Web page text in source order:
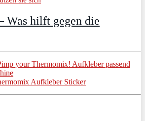
Was hilft gegen die
your Thermomix! Aufkleber passend
Aufkleber Sticker